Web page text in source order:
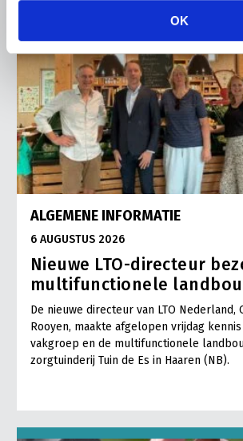
OK
ALGEMENE INFORMATIE
6 AUGUSTUS 2026
Nieuwe LTO-directeur
multifunctionele
De nieuwe directeur van LTO Nederland,
Rooyen, maakte afgelopen vrijdag
vakgroep en de multifunctionele
zorgtuinderij Tuin de Es in Haaren (NB).